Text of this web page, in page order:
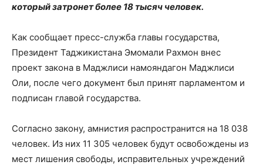
который затронет более 18 тысяч человек.
Как сообщает пресс-служба главы государства,
Президент Таджикистана Эмомали Рахмон внес
проект закона в Маджлиси намояндагон Маджлиси
Оли, после чего документ был принят парламентом и
подписан главой государства.
Согласно закону, амнистия распространится на 18 038
человек. Из них 11 305 человек будут освобождены из
мест лишения свободы, исправительных учреждений